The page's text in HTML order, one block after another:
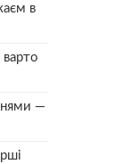
в
—